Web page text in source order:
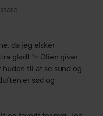
da jeg elsker
glød! ✨ Olien giver
huden til at se sund og
er sød og